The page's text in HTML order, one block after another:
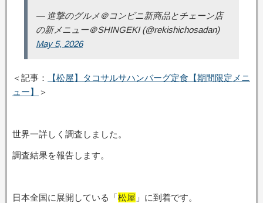
— 進撃のグルメ＠コンビニ新商品とチェーン店
の新メニュー＠SHINGEKI (@rekishichosadan)
May 5, 2026
＜記事：
【松屋】タコサルサハンバーグ定食【期間限定メニ
ュー】
＞
世界一詳しく調査しました。
調査結果を報告します。
日本全国に展開している「松屋 」に到着です。